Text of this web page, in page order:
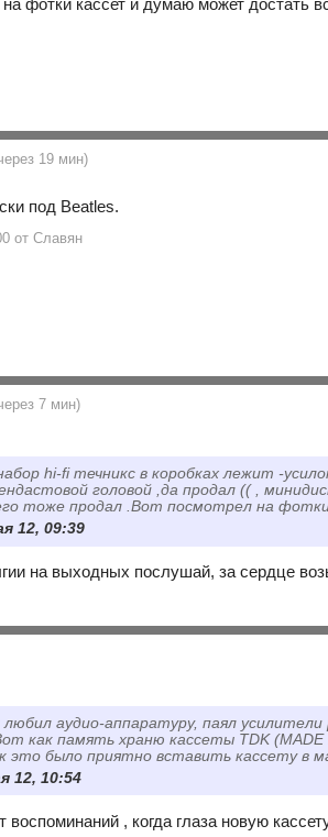
фотки кассет и думаю может достать
19 мин)
под Beatles.
от Славян
7 мин)
hi-fi течникс в коробках лежит -
головой ,да продал (( ,
тоже продал .Вот посмотрел на
12, 09:39
на выходных послушай, за сердце
аудио-аппаратуру, паял
как память храню кассеты TDK (MADE
это было приятно вставить кассету в
12, 10:54
, когда глаза новую